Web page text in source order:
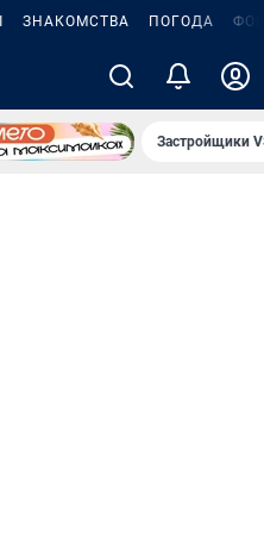
ЗНАКОМСТВА ПОГОДА
Застройщики